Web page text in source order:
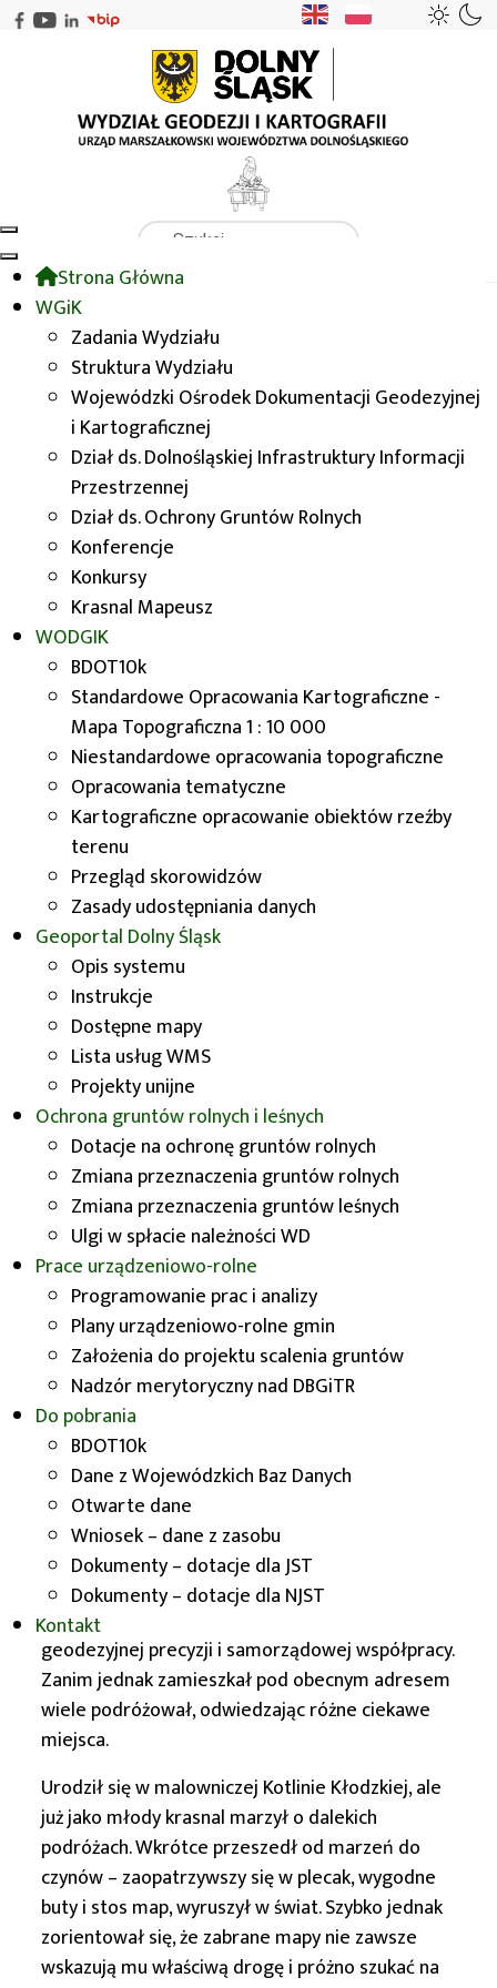
Szukaj
Strona Główna
WGiK
Zadania Wydziału
Struktura Wydziału
Wojewódzki Ośrodek Dokumentacji Geodezyjnej
i Kartograficznej
Dział ds. Dolnośląskiej Infrastruktury Informacji
Przestrzennej
Dział ds. Ochrony Gruntów Rolnych
Konferencje
Konkursy
Krasnal Mapeusz
WODGIK
BDOT10k
Standardowe Opracowania Kartograficzne -
Mapa Topograficzna 1 : 10 000
Niestandardowe opracowania topograficzne
Opracowania tematyczne
Kartograficzne opracowanie obiektów rzeźby
terenu
Przegląd skorowidzów
Zasady udostępniania danych
Geoportal Dolny Śląsk
Opis systemu
Instrukcje
Dostępne mapy
Lista usług WMS
Projekty unijne
Ochrona gruntów rolnych i leśnych
Dotacje na ochronę gruntów rolnych
Zmiana przeznaczenia gruntów rolnych
Zmiana przeznaczenia gruntów leśnych
Ulgi w spłacie należności WD
Prace urządzeniowo-rolne
Programowanie prac i analizy
Plany urządzeniowo-rolne gmin
Założenia do projektu scalenia gruntów
Nadzór merytoryczny nad DBGiTR
Do pobrania
BDOT10k
Dane z Wojewódzkich Baz Danych
Otwarte dane
Wniosek – dane z zasobu
Dokumenty – dotacje dla JST
Dokumenty – dotacje dla NJST
Kontakt
WGiK
Krasnal Mapeusz
Krasnal Mapeusz zamieszkał pod budynkiem
Urzędu Marszałkowskiego Województwa
Dolnośląskiego w grudniu 2023 roku. Pochylony
nad biurkiem kreśli mapę województwa
dolnośląskiego przy pomocy pióra i kroczka,
przypominając o znaczeniu geodezji i kartografii
w planowaniu rozwoju regionu.
Figurka powstała z inicjatywy Wydziału Geodezji i
Kartografii Urzędu Marszałkowskiego we
Wrocławiu na pamiątkę spotkania Zespołu
Geodetów Województw przy Związku
Województw Rzeczypospolitej Polskiej wraz z
kierownikami Wojewódzkich Ośrodków
Dokumentacji Geodezyjnej i Kartograficznej oraz
Dyrektorów Wojewódzkich Biur Geodezji, które
odbywało się we Wrocławiu w dniach 11-12
grudnia 2023 roku. Mapeusza zaprojektowała i
wykonała p. Marta Mirynowska.
Historia Krasnala Mapeusza
Mapeusz dołączył do rodziny wrocławskich
krasnali stając się nie tylko ozdobą miejskiej
przestrzeni, lecz także ambasadorem
geodezyjnej precyzji i samorządowej współpracy.
Zanim jednak zamieszkał pod obecnym adresem
wiele podróżował, odwiedzając różne ciekawe
miejsca.
Urodził się w malowniczej Kotlinie Kłodzkiej, ale
już jako młody krasnal marzył o dalekich
podróżach. Wkrótce przeszedł od marzeń do
czynów – zaopatrzywszy się w plecak, wygodne
buty i stos map, wyruszył w świat. Szybko jednak
zorientował się, że zabrane mapy nie zawsze
wskazują mu właściwą drogę i próżno szukać na